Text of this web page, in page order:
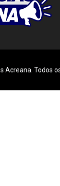
Acreana. Todos